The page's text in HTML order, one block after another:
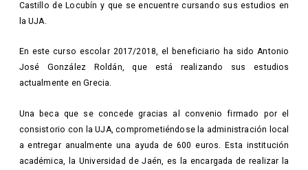
Castillo de Locubín y que se encuentre cursando sus estudios en
la UJA.
En este curso escolar 2017/2018, el beneficiario ha sido Antonio
José González Roldán, que está realizando sus estudios
actualmente en Grecia.
Una beca que se concede gracias al convenio firmado por el
consistorio con la UJA, comprometiéndose la administración local
a entregar anualmente una ayuda de 600 euros. Esta institución
académica, la Universidad de Jaén, es la encargada de realizar la